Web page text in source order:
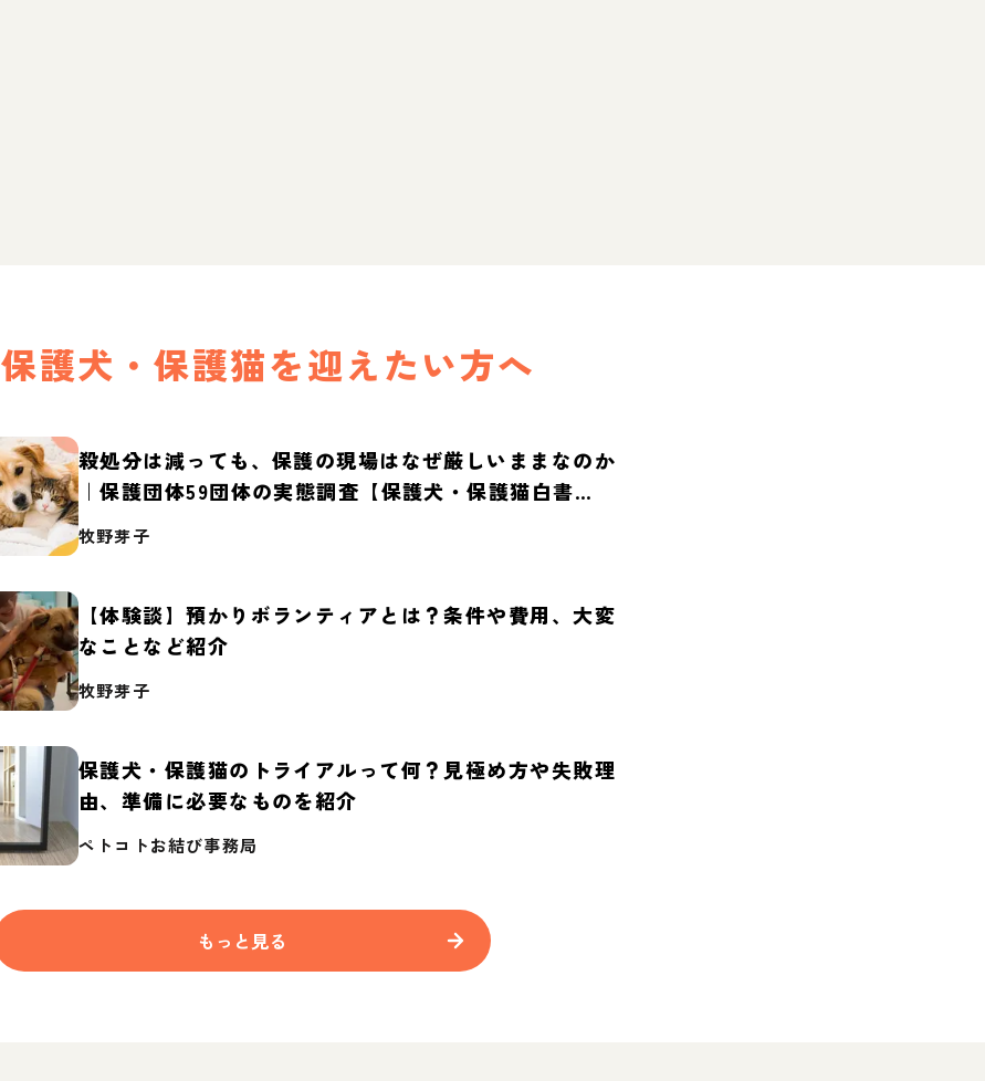
保護犬・保護猫を迎えたい方へ
殺処分は減っても、保護の現場はなぜ厳しいままなのか
｜保護団体59団体の実態調査【保護犬・保護猫白書
2026】
牧野芽子
【体験談】預かりボランティアとは？条件や費用、大変
なことなど紹介
牧野芽子
保護犬・保護猫のトライアルって何？見極め方や失敗理
由、準備に必要なものを紹介
ペトコトお結び事務局
もっと見る